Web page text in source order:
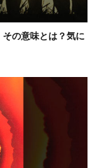
の意味とは？気に